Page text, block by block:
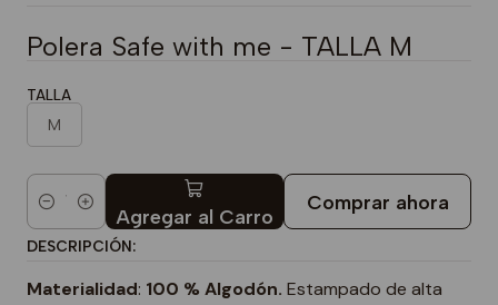
Polera Safe with me - TALLA M
TALLA
M
Cantidad Agregar al Carro
Comprar ahora
DESCRIPCIÓN:
Materialidad: 100 % Algodón. Estampado de alta